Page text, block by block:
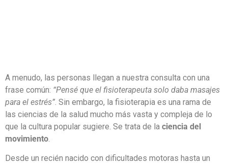
A menudo, las personas llegan a nuestra consulta con una
frase común: “Pensé que el fisioterapeuta solo daba masajes
para el estrés”. Sin embargo, la fisioterapia es una rama de
las ciencias de la salud mucho más vasta y compleja de lo
que la cultura popular sugiere. Se trata de la ciencia del
movimiento.
Desde un recién nacido con dificultades motoras hasta un